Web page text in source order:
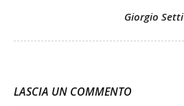
Giorgio Setti
LASCIA UN COMMENTO